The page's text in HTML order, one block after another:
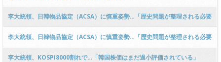
李大統領、日韓物品協定（ACSA）に慎重姿勢…「歴史問題が整理される必要
がある」[6/8] [ばーど★]
李大統領、日韓物品協定（ACSA）に慎重姿勢…「歴史問題が整理される必要
がある」
李大統領、KOSPI8000割れで…「韓国株価はまだ過小評価されている」